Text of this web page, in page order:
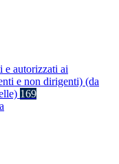
e autorizzati ai
e non dirigenti) (da
169